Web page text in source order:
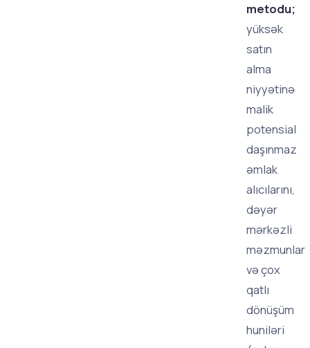
metodu;
yüksək
satın
alma
niyyətinə
malik
potensial
daşınmaz
əmlak
alıcılarını,
dəyər
mərkəzli
məzmunlar
və çox
qatlı
dönüşüm
huniləri